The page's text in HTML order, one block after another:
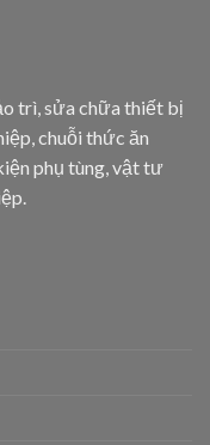
trì, sửa chữa thiết bị
chuỗi thức ăn
phụ tùng, vật tư